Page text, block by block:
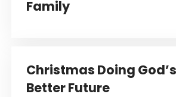
Family
Christmas Doing
Better Future